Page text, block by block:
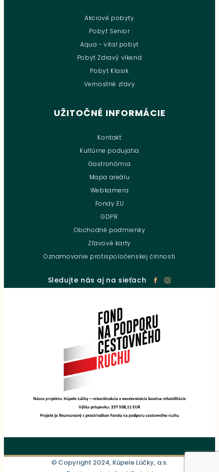
Akciové pobyty
Pobyt Senior
Aqua - vital pobyt
Pobyt Zdravý víkend
Pobyt Klasik
Vernostné zľavy
UŽITOČNÉ INFORMÁCIE
Kontakt
Kultúrne podujatia
Gastronómia
Mapa areálu
Webkamera
Fondy EU
GDPR
Obchodné podmienky
Zľavové karty
Oznamovanie protispoločenskej činnosti
Sledujte nás aj na sieťach
© Copyright 2024, Kúpele Lúčky, a.s.